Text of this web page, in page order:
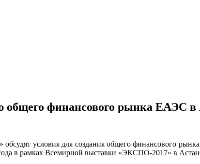
финансового рынка ЕАЭС в
обсудят условия для создания общего финансового
в рамках Всемирной выставки «ЭКСПО-2017» в